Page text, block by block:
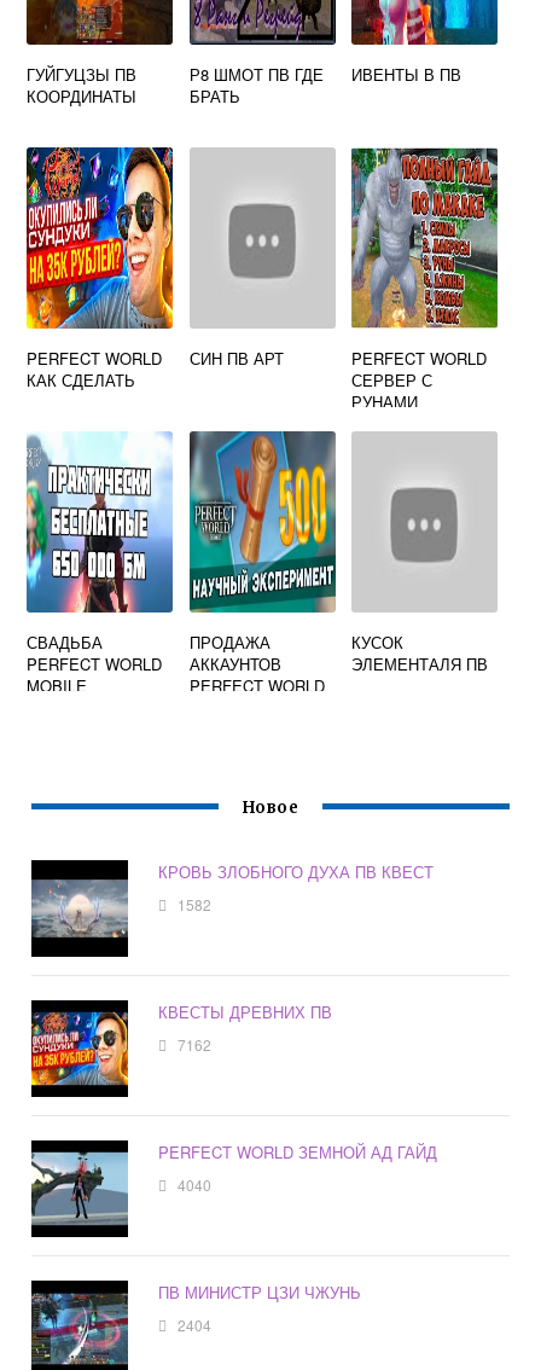
ГУЙГУЦЗЫ ПВ
КООРДИНАТЫ
Р8 ШМОТ ПВ ГДЕ
БРАТЬ
ИВЕНТЫ В ПВ
PERFECT WORLD
КАК СДЕЛАТЬ
СИН ПВ АРТ
PERFECT WORLD
СЕРВЕР С
РУНАМИ
СВАДЬБА
PERFECT WORLD
MOBILE
ПРОДАЖА
АККАУНТОВ
PERFECT WORLD
КУСОК
ЭЛЕМЕНТАЛЯ ПВ
Новое
КРОВЬ ЗЛОБНОГО ДУХА ПВ КВЕСТ
1582
КВЕСТЫ ДРЕВНИХ ПВ
7162
PERFECT WORLD ЗЕМНОЙ АД ГАЙД
4040
ПВ МИНИСТР ЦЗИ ЧЖУНЬ
2404